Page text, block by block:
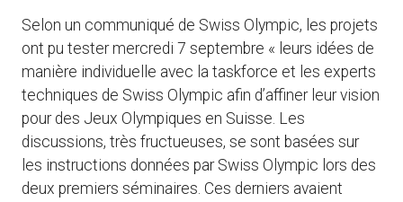
Selon un communiqué de Swiss Olympic, les projets
ont pu tester mercredi 7 septembre « leurs idées de
manière individuelle avec la taskforce et les experts
techniques de Swiss Olympic afin d’affiner leur vision
pour des Jeux Olympiques en Suisse. Les
discussions, très fructueuses, se sont basées sur
les instructions données par Swiss Olympic lors des
deux premiers séminaires. Ces derniers avaient